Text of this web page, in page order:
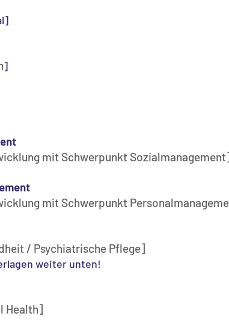
]
mit Schwerpunkt
mit Schwerpunkt
/ Psychiatrische Pflege]
weiter unten!
Health]